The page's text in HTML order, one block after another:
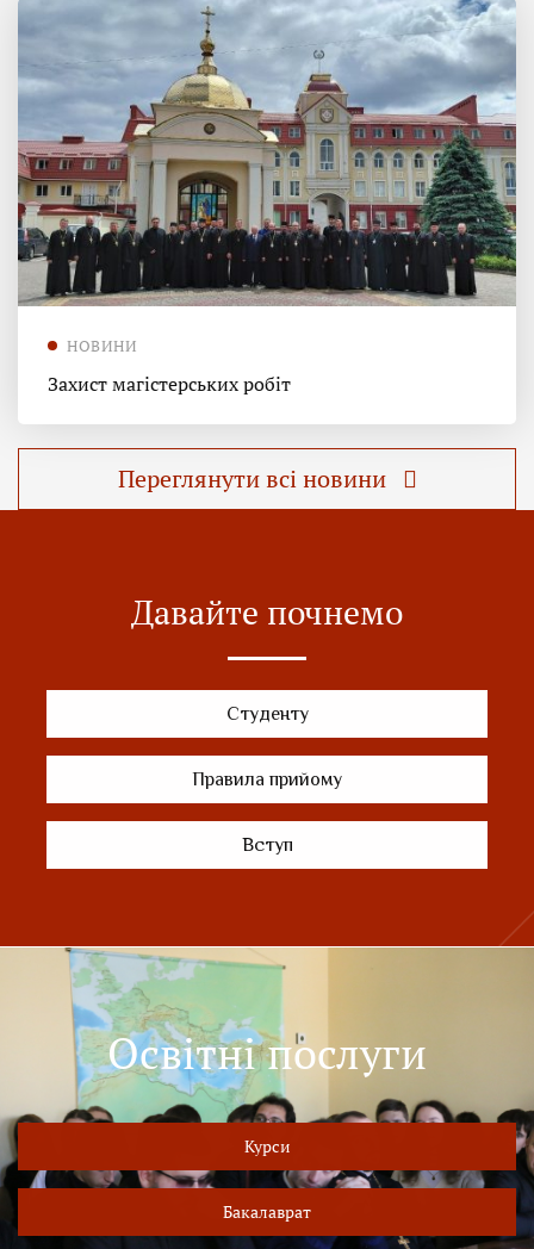
НОВИНИ
Захист магістерських робіт
Переглянути всі новини
Давайте почнемо
Студенту
Правила прийому
Вступ
Освітні послуги
Курси
Бакалаврат